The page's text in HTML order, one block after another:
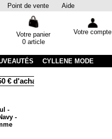
Point de vente Aide
Votre panier
0 article
Votre compte
CYLLENE MODE
-
-